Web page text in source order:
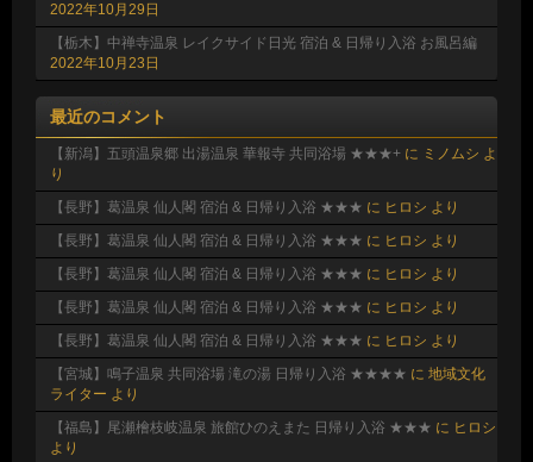
2022年10月29日
【栃木】中禅寺温泉 レイクサイド日光 宿泊 & 日帰り入浴 お風呂編
2022年10月23日
最近のコメント
【新潟】五頭温泉郷 出湯温泉 華報寺 共同浴場 ★★★+ に ミノムシ よ
り
【長野】葛温泉 仙人閣 宿泊 & 日帰り入浴 ★★★ に ヒロシ より
【長野】葛温泉 仙人閣 宿泊 & 日帰り入浴 ★★★ に ヒロシ より
【長野】葛温泉 仙人閣 宿泊 & 日帰り入浴 ★★★ に ヒロシ より
【長野】葛温泉 仙人閣 宿泊 & 日帰り入浴 ★★★ に ヒロシ より
【長野】葛温泉 仙人閣 宿泊 & 日帰り入浴 ★★★ に ヒロシ より
【宮城】鳴子温泉 共同浴場 滝の湯 日帰り入浴 ★★★★ に 地域文化
ライター より
【福島】尾瀬檜枝岐温泉 旅館ひのえまた 日帰り入浴 ★★★ に ヒロシ
より